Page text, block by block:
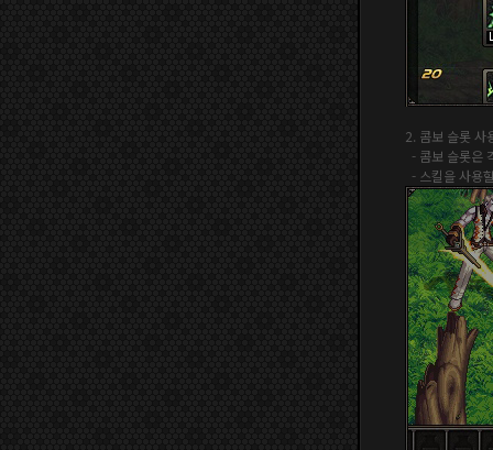
2. 콤보 슬롯 사
- 콤보 슬롯은
- 스킬을 사용